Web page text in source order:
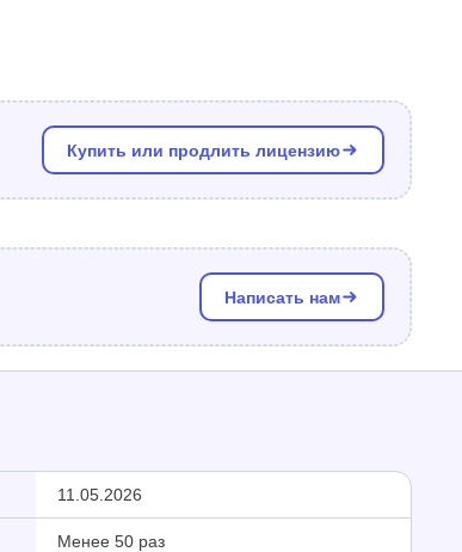
Купить или продлить лицензию
Написать нам
11.05.2026
Менее 50 раз